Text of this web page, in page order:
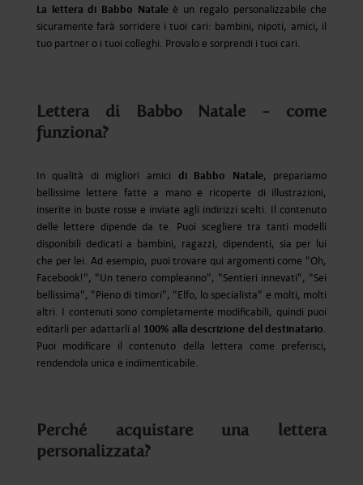
La lettera di Babbo Nataleè un regalo personalizzabile che
sicuramente farà sorridere i tuoi cari: bambini, nipoti, amici, il
tuo partner o i tuoi colleghi. Provalo e sorprendi i tuoi cari.
Lettera di Babbo Natale - come
funziona?
In qualità di migliori amici di Babbo Natale, prepariamo
bellissime lettere fatte a mano e ricoperte di illustrazioni,
inserite in buste rosse e inviate agli indirizzi scelti. Il contenuto
delle lettere dipende da te. Puoi scegliere tra tanti modelli
disponibili dedicati a bambini, ragazzi, dipendenti, sia per lui
che per lei. Ad esempio, puoi trovare qui argomenti come "Oh,
Facebook!", "Un tenero compleanno", "Sentieri innevati", "Sei
bellissima", "Pieno di timori", "Elfo, lo specialista" e molti, molti
altri. I contenuti sono completamente modificabili, quindi puoi
editarli per adattarli al 100% alla descrizione del destinatario.
Puoi modificare il contenuto della lettera come preferisci,
rendendola unica e indimenticabile.
Perché acquistare una lettera
personalizzata?